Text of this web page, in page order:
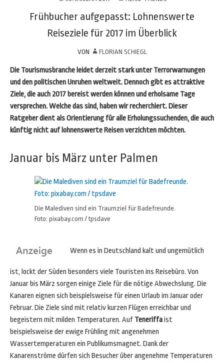
Frühbucher aufgepasst: Lohnenswerte
Reiseziele für 2017 im Überblick
VON FLORIAN SCHIEGL
Die Tourismusbranche leidet derzeit stark unter Terrorwarnungen
und den politischen Unruhen weltweit. Dennoch gibt es attraktive
Ziele, die auch 2017 bereist werden können und erholsame Tage
versprechen. Welche das sind, haben wir recherchiert. Dieser
Ratgeber dient als Orientierung für alle Erholungssuchenden, die auch
künftig nicht auf lohnenswerte Reisen verzichten möchten.
Januar bis März unter Palmen
Die Malediven sind ein Traumziel für Badefreunde.
Foto: pixabay.com / tpsdave
Wenn es in Deutschland kalt und ungemütlich
ist, lockt der Süden besonders viele Touristen ins Reisebüro. Von
Januar bis März sorgen einige Ziele für die nötige Abwechslung. Die
Kanaren eignen sich beispielsweise für einen Urlaub im Januar oder
Februar. Die Ziele sind mit relativ kurzen Flügen erreichbar und
begeistern mit milden Temperaturen. Auf Teneriffaist
beispielsweise der ewige Frühling mit angenehmen
Wassertemperaturen ein Publikumsmagnet. Dank der
Kanarenströme dürfen sich Besucher über angenehme Temperaturen